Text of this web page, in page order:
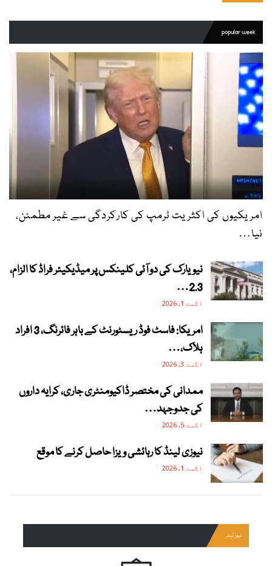
popular week
امریکیوں کی اکثریت ٹرمپ کی کارکردگی سے غیر مطمئن،
نیا…
نیویارک کی دو آئی کلینکس پر میڈیکیئر فراڈ کا الزام،
2.3…
اگست 1, 2026
امریکا: فاسٹ فوڈ ریسٹورنٹ کے باہر فائرنگ، 3 افراد
ہلاک،…
اگست 3, 2026
ممدانی کی مختصر ڈاکیومنٹری جاری، کرایہ داروں
کی جدوجہد…
اگست 5, 2026
نیوزی لینڈ کا رہائشی ویزا حاصل کرنے کا موقع
اگست 1, 2026
نیوز لیٹر